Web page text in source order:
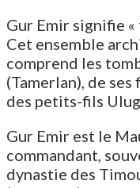
Gur Emir signifie
Cet ensemble
comprend les
(Tamerlan), de
des petits-fils
Gur Emir est le
commandant,
dynastie des